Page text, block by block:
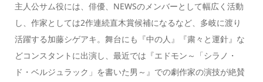
主人公サム役には、俳優、NEWSのメンバーとして幅広く活動
し、作家としては2作連続直木賞候補になるなど、多岐に渡り
活躍する加藤シゲアキ。舞台にも『中の人』『粛々と運針』な
どコンスタントに出演し、最近では『エドモン～「シラノ・
ド・ベルジュラック」を書いた男～』での劇作家の演技が絶賛